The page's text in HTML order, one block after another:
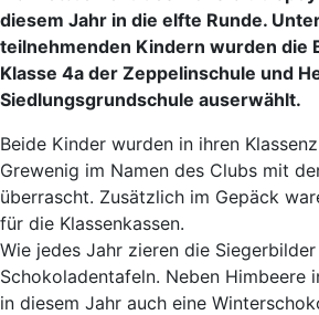
diesem Jahr in die elfte Runde.
teilnehmenden Kindern wurden die
Klasse 4a der Zeppelinschule und
Siedlungsgrundschule auserwählt.
Beide Kinder wurden in ihren
Grewenig im Namen des Clubs mit
überrascht. Zusätzlich im Gepäck
für die Klassenkassen.
Wie jedes Jahr zieren die
Schokoladentafeln. Neben Himbeere
in diesem Jahr auch eine